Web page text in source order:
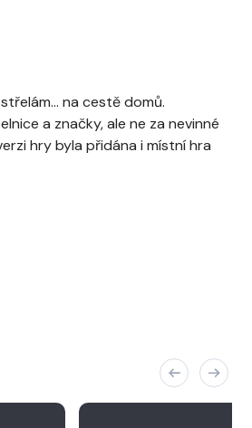
na cestě domů.
a značky, ale ne za nevinné
hry byla přidána i místní hra